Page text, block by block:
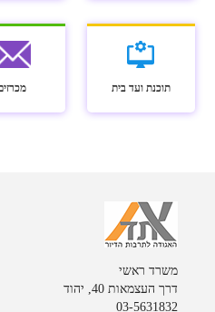
תוכנת ועד בית
משרד ראשי
דרך העצמאות 40, יהוד
03-5631832